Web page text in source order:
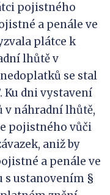
pojistného
a penále ve
plátce k
lhůtě v
se stal
Ku dni vystavení
v náhradní lhůtě,
pojistného vůči
aniž by
a penále ve
s ustanovením §